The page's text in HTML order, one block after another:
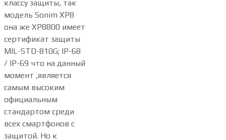
классу защиты, так
модель Sonim XP8
она же XP8800 имеет
сертификат защиты
MIL-STD-810G; IP-68
/ IP-69 что на данный
момент ,является
самым высоким
официальным
стандартом среди
всех смартфонов с
защитой. Но к